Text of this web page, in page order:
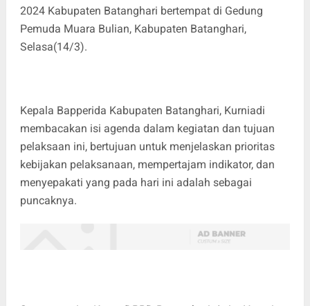
2024 Kabupaten Batanghari bertempat di Gedung
Pemuda Muara Bulian, Kabupaten Batanghari,
Selasa(14/3).
Kepala Bapperida Kabupaten Batanghari, Kurniadi
membacakan isi agenda dalam kegiatan dan tujuan
pelaksaan ini, bertujuan untuk menjelaskan prioritas
kebijakan pelaksanaan, mempertajam indikator, dan
menyepakati yang pada hari ini adalah sebagai
puncaknya.